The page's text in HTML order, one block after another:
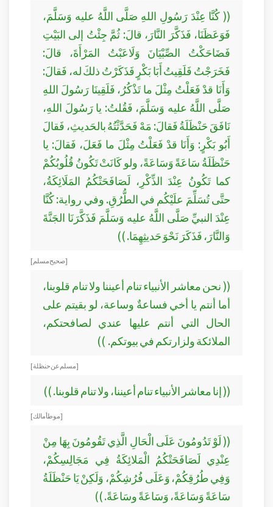
(( كُنَّا عِنْدَ رَسُولِ اللهِ صَلَّى اللَّهُ عليه وَسَلَّمَ،
فَوَعَظَنَا، فَذَكَّرَ النَّارَ، قالَ: ثُمَّ جِئْتُ إلى البَيْتِ
فَضَاحَكْتُ الصِّبْيَانَ وَلَاعَبْتُ المَرْأَةَ، قالَ:
فَخَرَجْتُ فَلَقِيتُ أَبَا بَكْرٍ فَذَكَرْتُ ذلكَ له، فَقالَ:
وَأَنَا قدْ فَعَلْتُ مِثْلَ ما تَذْكُرُ، فَلَقِينَا رَسُولَ اللهِ
صَلَّى اللَّهُ عليه وَسَلَّمَ، فَقُلتُ: يا رَسُولَ اللهِ،
نَافَقَ حَنْظَلَةُ فَقالَ: مَهْ فَحَدَّثْتُهُ بالحَديثِ، فَقالَ
أَبُو بَكْرٍ: وَأَنَا قدْ فَعَلْتُ مِثْلَ ما فَعَلَ، فَقالَ: يا
حَنْظَلَةُ سَاعَةً وَسَاعَةً، ولو كَانَتْ تَكُونُ قُلُوبُكُمْ
كما تَكُونُ عِنْدَ الذِّكْرِ، لَصَافَحَتْكُمُ المَلَائِكَةُ،
حتَّى تُسَلِّمَ علَيْكُم في الطُّرُقِ. وفي رواية: كُنَّا
عِنْدَ النبيِّ صَلَّى اللَّهُ عليه وَسَلَّمَ فَذَكَّرَنَا الجَنَّةَ
وَالنَّارَ، فَذَكَرَ نَحْوَ حَديثِهِمَا. ))
[ صحيح مسلم ]
(( نحن معاشر الأنبياء تنام أعيننا ولا تنام قلوبنا،
أما أنتم يا أخي فساعةٌ وساعة، لو بقيتم على
الحال التي أنتم عليها عندي لصافحتكم،
الملائكة ولزارتكم في بيوتكم. ))
[ مسلم عن حنظلة ]
(( إنا معاشر الأنبياء تنام أعيننا، ولا تنام قلوبنا. ))
[ موطأ مالك ]
(( لَوْ تَدُومُونَ عَلَى الْحَالِ الَّذِي تَقُومُونَ بِهَا مِنْ
عِنْدِي لَصَافَحَتْكُمُ الْمَلائِكَةُ فِي مَجَالِسِكُمْ،
وَفِي طُرُقِكُمْ، وَعَلَى فُرُشِكُمْ، وَلَكِنْ يَا حَنْظَلَةُ
سَاعَةً وَسَاعَةً، وَسَاعَةً وسَاعَةً. ))